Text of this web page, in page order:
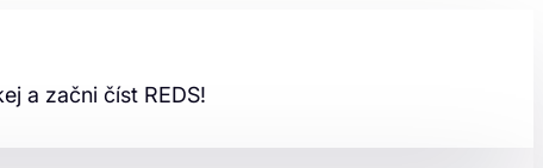
a začni číst REDS!